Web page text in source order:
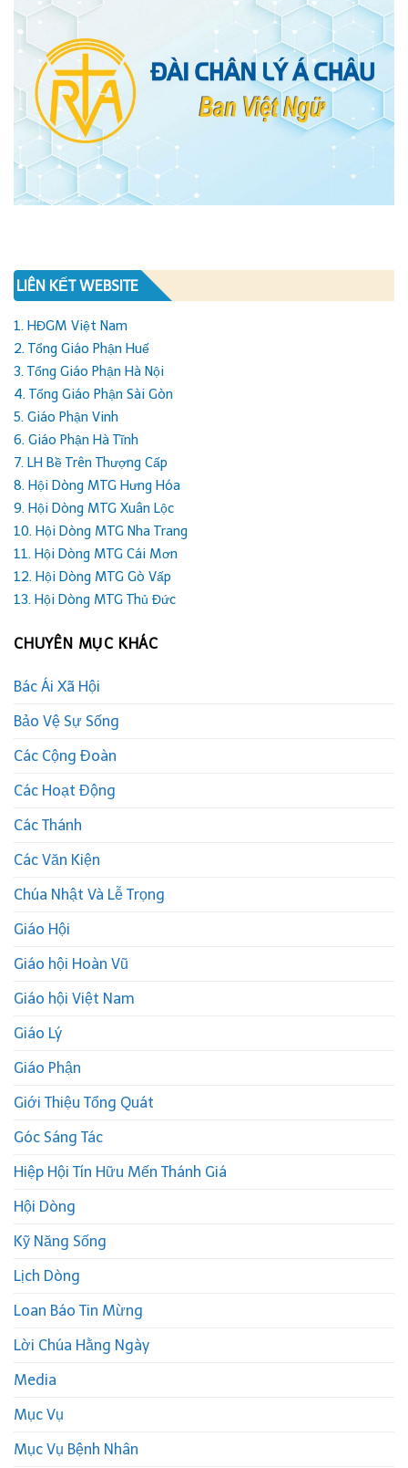
LIÊN KẾT WEBSITE
1. HĐGM Việt Nam
2. Tổng Giáo Phận Huế
3. Tổng Giáo Phận Hà Nội
4. Tổng Giáo Phận Sài Gòn
5. Giáo Phận Vinh
6. Giáo Phận Hà Tĩnh
7. LH Bề Trên Thượng Cấp
8. Hội Dòng MTG Hưng Hóa
9. Hội Dòng MTG Xuân Lộc
10. Hội Dòng MTG Nha Trang
11. Hội Dòng MTG Cái Mơn
12. Hội Dòng MTG Gò Vấp
13. Hội Dòng MTG Thủ Đức
CHUYÊN MỤC KHÁC
Bác Ái Xã Hội
Bảo Vệ Sự Sống
Các Cộng Đoàn
Các Hoạt Động
Các Thánh
Các Văn Kiện
Chúa Nhật Và Lễ Trọng
Giáo Hội
Giáo hội Hoàn Vũ
Giáo hội Việt Nam
Giáo Lý
Giáo Phận
Giới Thiệu Tổng Quát
Góc Sáng Tác
Hiệp Hội Tín Hữu Mến Thánh Giá
Hội Dòng
Kỹ Năng Sống
Lịch Dòng
Loan Báo Tin Mừng
Lời Chúa Hằng Ngày
Media
Mục Vụ
Mục Vụ Bệnh Nhân